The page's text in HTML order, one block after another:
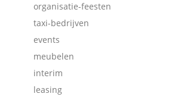
organisatie-feesten
taxi-bedrijven
events
meubelen
interim
leasing